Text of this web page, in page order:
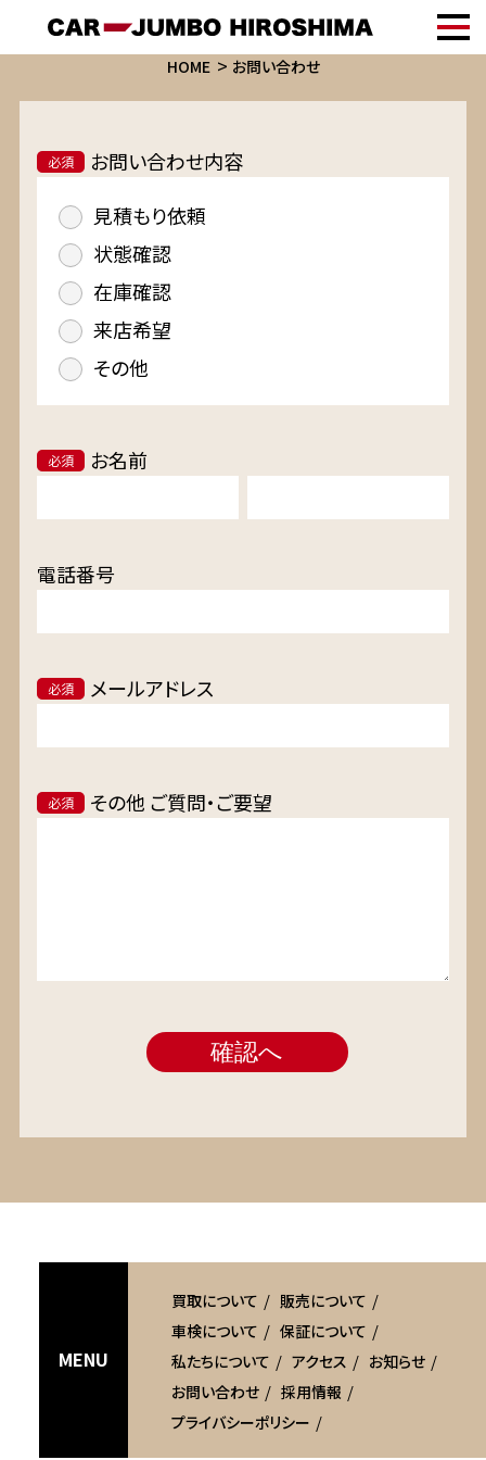
HOME お問い合わせ
必須
お問い合わせ内容
見積もり依頼
状態確認
在庫確認
来店希望
その他
必須 お名前
電話番号
必須 メールアドレス
必須 その他 ご質問・ご要望
MENU
買取について
販売について
車検について
保証について
私たちについて
アクセス
お知らせ
お問い合わせ
採用情報
プライバシーポリシー